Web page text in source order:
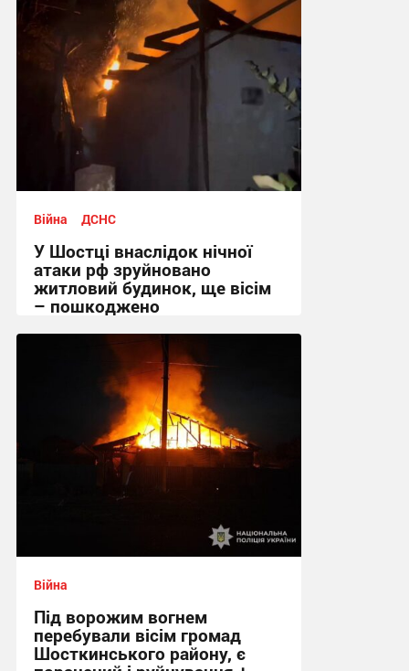
Війна ДСНС
У Шостці внаслідок нічної
атаки рф зруйновано
житловий будинок, ще вісім
– пошкоджено
Війна
Під ворожим вогнем
перебували вісім громад
Шосткинського району, є